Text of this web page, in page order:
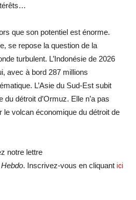
que son potentiel est énorme.
se repose la question de la
turbulent. L’Indonésie de 2026
avec à bord 287 millions
L’Asie du Sud-Est subit
détroit d’Ormuz. Elle n’a pas
le volcan économique du détroit de
notre lettre
. Inscrivez-vous en cliquant ici